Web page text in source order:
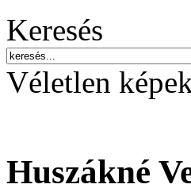
Keresés
Véletlen
Huszákné